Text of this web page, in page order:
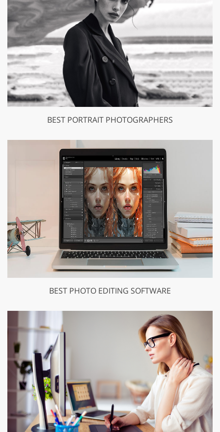
BEST PORTRAIT PHOTOGRAPHERS
BEST PHOTO EDITING SOFTWARE